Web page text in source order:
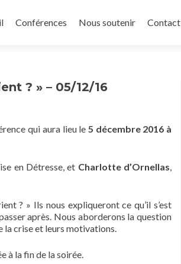
Conférences Nous soutenir Contact
? » – 05/12/16
qui aura lieu le 5 décembre 2016 à
en Détresse, et Charlotte d’Ornellas,
? » Ils nous expliqueront ce qu’il s’est
après. Nous aborderons la question
la crise et leurs motivations.
à la fin de la soirée.